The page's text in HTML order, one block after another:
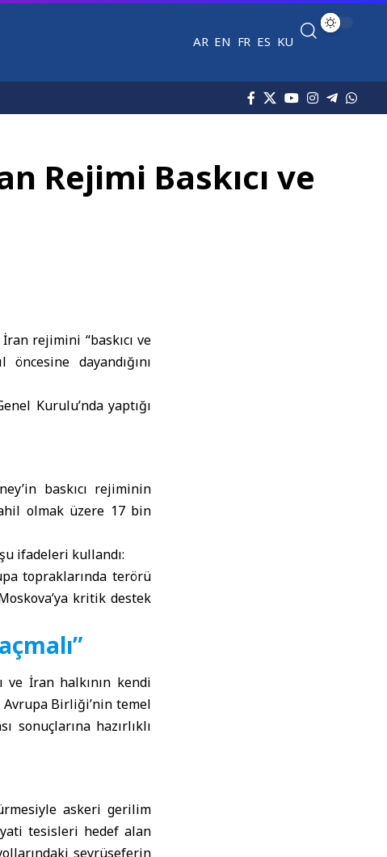
AR EN FR ES KU
Rejimi Baskıcı ve
İran rejimini “baskıcı ve
dayandığını
Kurulu’nda yaptığı
baskıcı rejiminin
olmak üzere 17 bin
ifadeleri kullandı:
topraklarında terörü
kritik destek
ve İran halkının kendi
Birliği’nin temel
sonuçlarına hazırlıklı
askeri gerilim
tesisleri hedef alan
seyrüseferin